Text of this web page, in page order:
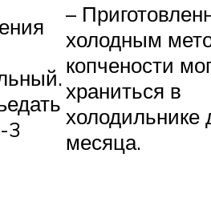
3
–
холодным
копчености
храниться в
холодильнике
месяца.